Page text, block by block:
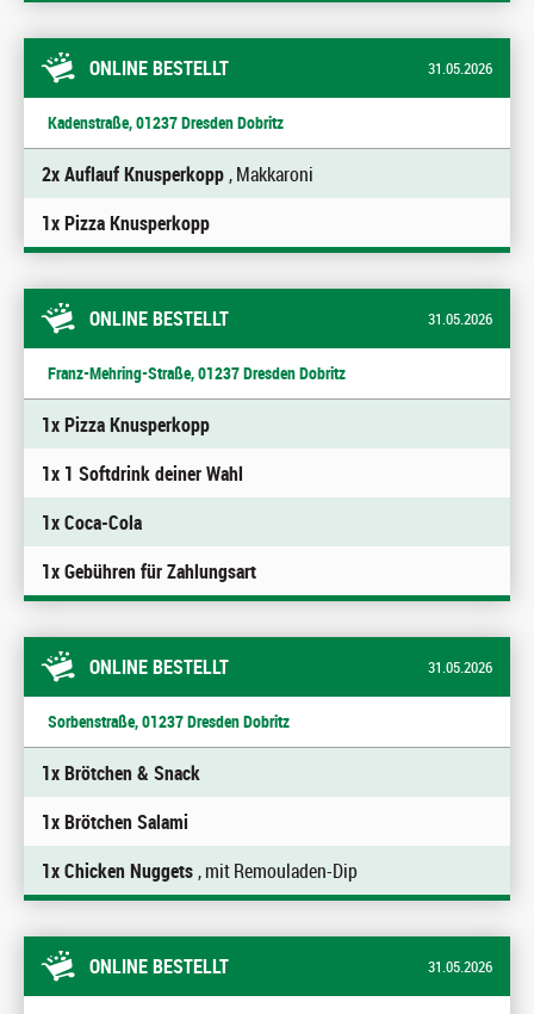
ONLINE BESTELLT 31.05.2026
Kadenstraße, 01237 Dresden Dobritz
2x Auflauf Knusperkopp, Makkaroni
1x Pizza Knusperkopp
ONLINE BESTELLT 31.05.2026
Franz-Mehring-Straße, 01237 Dresden Dobritz
1x Pizza Knusperkopp
1x 1 Softdrink deiner Wahl
1x Coca-Cola
1x Gebühren für Zahlungsart
ONLINE BESTELLT 31.05.2026
Sorbenstraße, 01237 Dresden Dobritz
1x Brötchen & Snack
1x Brötchen Salami
1x Chicken Nuggets, mit Remouladen-Dip
ONLINE BESTELLT 31.05.2026